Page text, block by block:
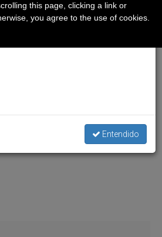
Entendido
this page, clicking a link or
you agree to the use of cookies.